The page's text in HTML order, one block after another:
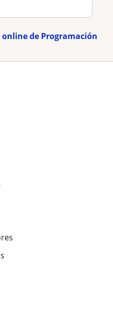
de Programación